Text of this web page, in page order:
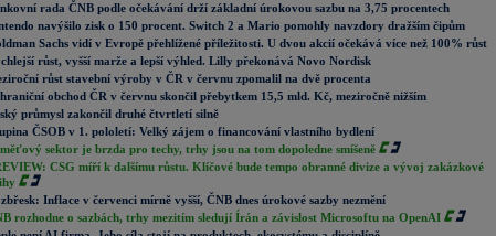
rada ČNB podle očekávání drží základní úrokovou sazbu na 3,75 procentech
navýšilo zisk o 150 procent. Switch 2 a Mario pomohly navzdory dražším čipům
Sachs vidí v Evropě přehlížené příležitosti. U dvou akcií očekává více než 100% růst
růst, vyšší marže a lepší výhled. Lilly překonává Novo Nordisk
růst stavební výroby v ČR v červnu zpomalil na dvě procenta
obchod ČR v červnu skončil přebytkem 15,5 mld. Kč, meziročně nižším
průmysl zakončil druhé čtvrtletí silně
ČSOB v 1. pololetí: Velký zájem o financování vlastního bydlení
sektor je brzda pro techy, trhy jsou na tom dopoledne smíšeně
CSG míří k dalšímu růstu. Klíčové bude tempo obranné divize a vývoj zakázkové
Inflace v červenci mírně vyšší, ČNB dnes úrokové sazby nezmění
rozhodne o sazbách, trhy mezitím sledují Írán a závislost Microsoftu na OpenAI